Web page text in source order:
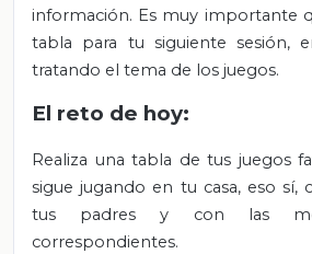
información. Es muy importante
tabla para tu siguiente sesión,
tratando el tema de los juegos.
El reto de hoy:
Realiza una tabla de tus juegos
sigue jugando en tu casa, eso sí,
tus padres y con las
correspondientes.